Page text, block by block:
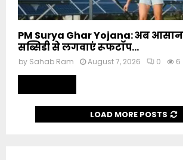
PM Surya Ghar Yojana: अब
सब्सिडी से लगवाएं रूफटॉप...
by Sahab Ram August 7, 2026 0 6
LOAD MORE POSTS